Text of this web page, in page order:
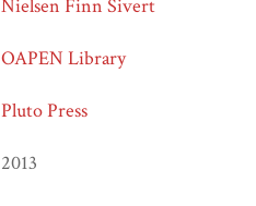
Nielsen Finn Sivert
OAPEN Library
Pluto Press
2013